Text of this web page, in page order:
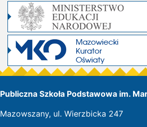
Publiczna Szkoła Podstawowa im.
Mazowszany, ul. Wierzbicka 247